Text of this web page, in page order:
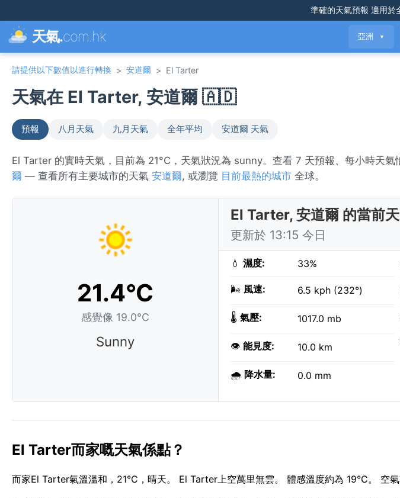
準確的天氣預報 適用於
天氣.com.hk 亞洲 ▼
請提供以下數值以進行轉換 > 安道爾 > El Tarter
天氣在 El Tarter, 安道爾 🇦🇩
預報 八月天氣 九月天氣 全年平均 安道爾 天氣
El Tarter 的實時天氣，目前為 21°C，天氣狀況為 sunny。查看 7 天預報、每小時天
爾 — 查看所有主要城市的天氣 安道爾, 或瀏覽 目前最熱的城市 全球。
21.4°C
感覺像 19.0°C
Sunny
El Tarter, 安道爾 的當前
更新於 13:15 今日
💧 濕度: 33%
🌬️ 風速: 6.5 kph (232°)
🌡️ 氣壓: 1017.0 mb
👁️ 能見度: 10.0 km
🌧️ 降水量: 0.0 mm
El Tarter而家嘅天氣係點？
而家El Tarter氣溫溫和，21°C，晴天。 El Tarter上空萬里無雲。 體感溫度約為 19°C。 空氣